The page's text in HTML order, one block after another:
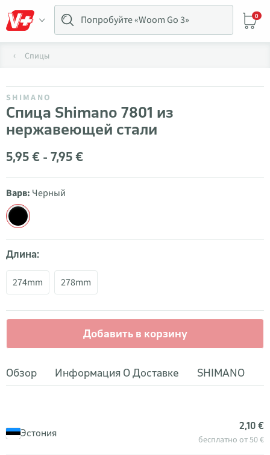
0
Спицы
SHIMANO
Спица Shimano 7801 из
нержавеющей стали
5,95 € - 7,95 €
Варв: Черный
Длина:
274mm 278mm
Добавить в корзину
Обзор Информация О Доставке SHIMANO
Эстония
2,10 €
бесплатно от 50 €